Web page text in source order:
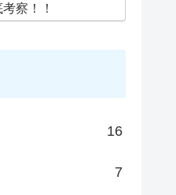
察！！
16
7